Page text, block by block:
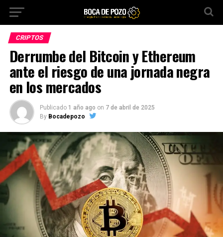
CRIPTOS
Derrumbe del Bitcoin y Ethereum
ante el riesgo de una jornada negra
en los mercados
Publicado 1 año ago on 7 de abril de 2025
By Bocadepozo